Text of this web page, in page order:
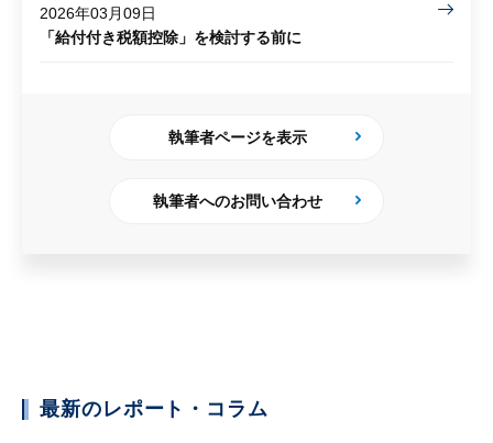
2026年03月09日
「給付付き税額控除」を検討する前に
執筆者ページを表示
執筆者へのお問い合わせ
最新のレポート・コラム